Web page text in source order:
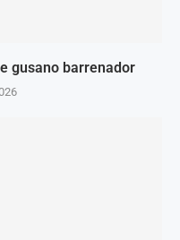
gusano barrenador